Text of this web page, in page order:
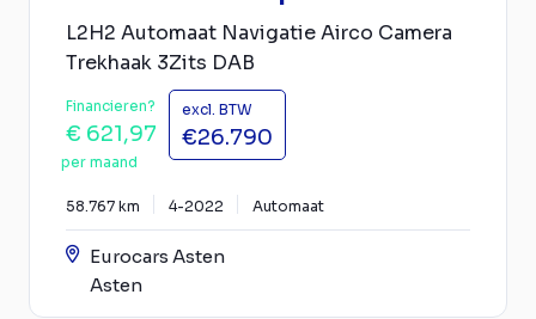
L2H2 Automaat Navigatie Airco Camera
Trekhaak 3Zits DAB
Financieren?
€ 621,97
per maand
excl. BTW
€26.790
58.767 km 4-2022 Automaat
Eurocars Asten
Asten